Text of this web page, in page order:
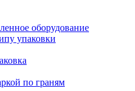
оборудование
упаковки
по граням